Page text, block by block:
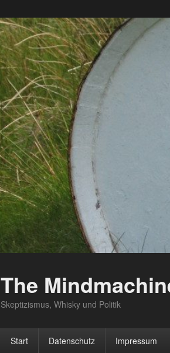
The
Skeptizismus, Whisky und Politik
Start Datenschutz Impressum